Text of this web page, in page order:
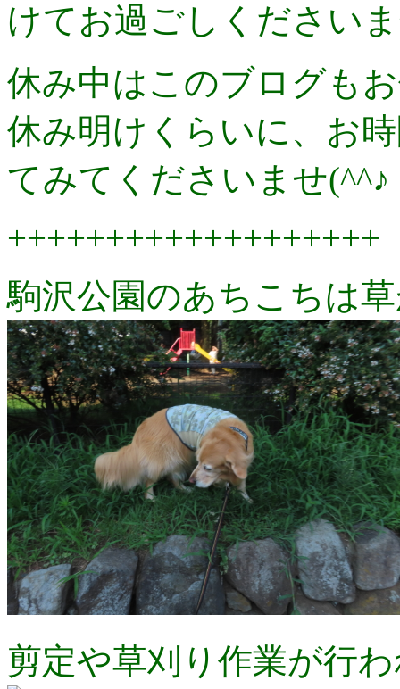
けてお過ごしください
休み中はこのブログも
休み明けくらいに、お
てみてくださいませ(^^♪
+++++++++++++++++++
駒沢公園のあちこちは
剪定や草刈り作業が行